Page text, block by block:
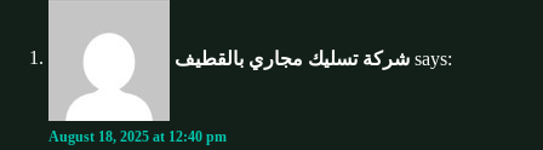
شركة تسليك مجاري بالقطيف says:
August 18, 2025 at 12:40 pm